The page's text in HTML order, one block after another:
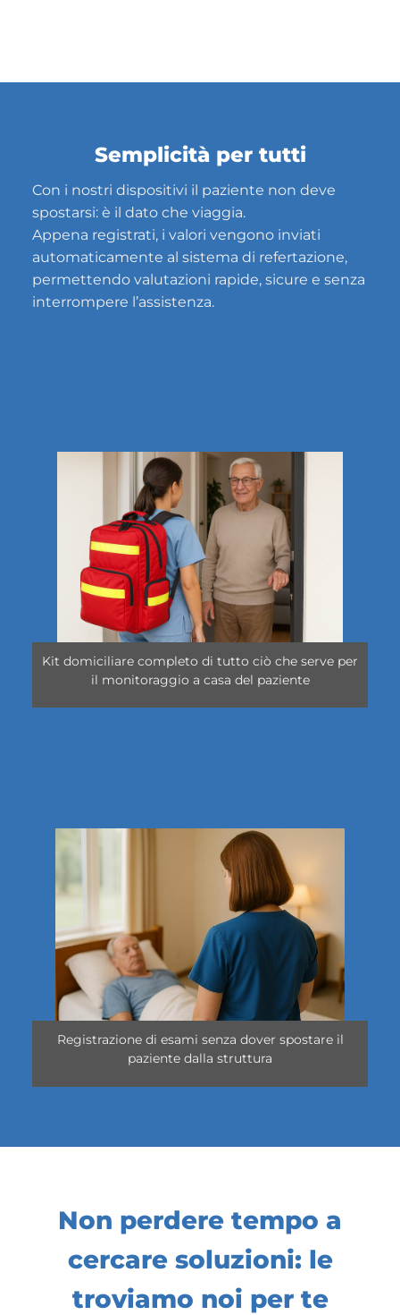
Semplicità per tutti
Con i nostri dispositivi il paziente non deve
spostarsi: è il dato che viaggia.
Appena registrati, i valori vengono inviati
automaticamente al sistema di refertazione,
permettendo valutazioni rapide, sicure e senza
interrompere l’assistenza.
Kit domiciliare completo di tutto ciò che serve per
il monitoraggio a casa del paziente
Registrazione di esami senza dover spostare il
paziente dalla struttura
Non perdere tempo a
cercare soluzioni: le
troviamo noi per te